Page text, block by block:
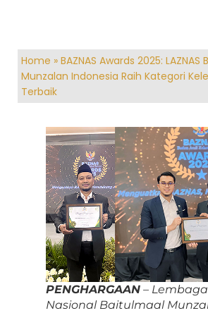
Home » BAZNAS Awards 2025:
Munzalan Indonesia Raih Kategori
Terbaik
PENGHARGAAN –
Nasional Baitulmaal